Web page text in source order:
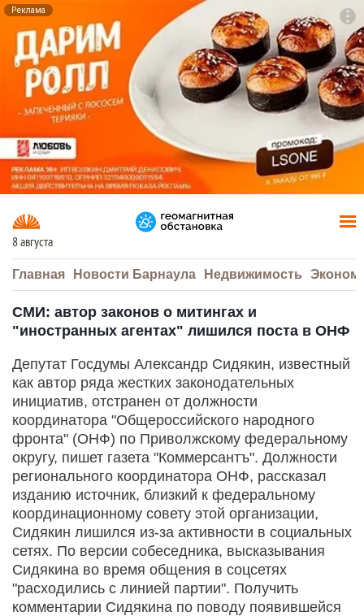
Реклама
8 августа
Главная Новости Барнаула Недвижимость
СМИ: автор законов о митингах и
"иностранных агентах" лишился поста в ОНФ
Депутат Госдумы Александр Сидякин, известный
как автор ряда жестких законодательных
инициатив, отстранен от должности
координатора "Общероссийского народного
фронта" (ОНФ) по Приволжскому федеральному
округу, пишет газета "Коммерсантъ". Должности
регионального координатора ОНФ, рассказал
изданию источник, близкий к федеральному
координационному совету этой организации,
Сидякин лишился из-за активности в социальных
сетях. По версии собеседника, высказывания
Сидякина во время общения в соцсетях
"расходились с линией партии". Получить
комментарии Сидякина по поводу появившейся